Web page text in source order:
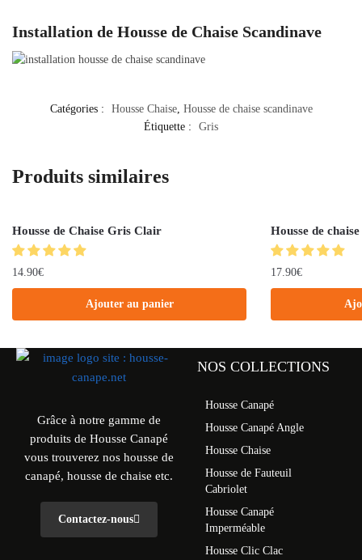
Installation de Housse de Chaise Scandinave
Catégories : Housse Chaise, Housse de chaise scandinave
Étiquette :
Gris
Produits similaires
Housse de Chaise Gris Clair
14.90€
Ajouter au panier
Housse de
17.90€
Grâce à notre gamme de
produits de Housse Canapé
vous trouverez nos housse de
canapé, housse de chaise etc.
Contactez-nous
NOS COLLECTIONS
Housse Canapé
Housse Canapé Angle
Housse Chaise
Housse de Fauteuil
Cabriolet
Housse Canapé
Imperméable
Housse Clic Clac